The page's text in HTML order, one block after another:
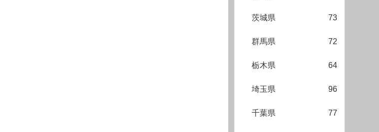
茨城県 73
群馬県 72
栃木県 64
埼玉県 96
千葉県 77